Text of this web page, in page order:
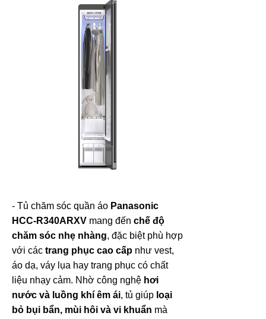
- Tủ chăm sóc quần áo Panasonic
HCC-R340ARXV mang đến chế độ
chăm sóc nhẹ nhàng, đặc biệt phù hợp
với các trang phục cao cấp như vest,
áo dạ, váy lụa hay trang phục có chất
liệu nhạy cảm. Nhờ công nghệ hơi
nước và luồng khí êm ái, tủ giúp loại
bỏ bụi bẩn, mùi hôi và vi khuẩn mà